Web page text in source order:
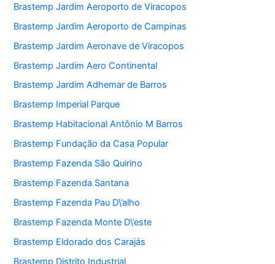
Brastemp Jardim Aeroporto de Viracopos
Brastemp Jardim Aeroporto de Campinas
Brastemp Jardim Aeronave de Viracopos
Brastemp Jardim Aero Continental
Brastemp Jardim Adhemar de Barros
Brastemp Imperial Parque
Brastemp Habitacional Antônio M Barros
Brastemp Fundação da Casa Popular
Brastemp Fazenda São Quirino
Brastemp Fazenda Santana
Brastemp Fazenda Pau D\’alho
Brastemp Fazenda Monte D\’este
Brastemp Eldorado dos Carajás
Brastemp Distrito Industrial